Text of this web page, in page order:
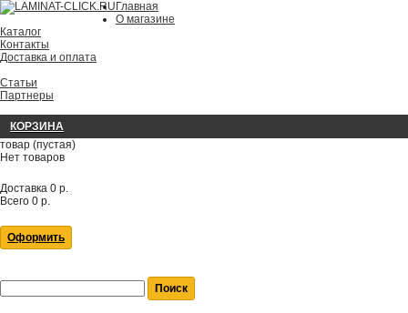
Главная
О магазине
Каталог
Контакты
Доставка и оплата
Статьи
Партнеры
КОРЗИНА
товар (пустая)
Нет товаров
Доставка 0 р.
Всего 0 р.
Оформить